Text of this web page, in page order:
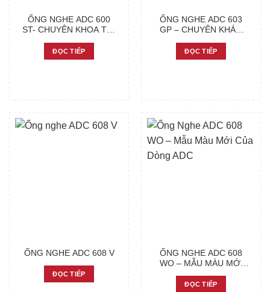
ỐNG NGHE ADC 600
ST- CHUYÊN KHOA TIM
ĐỌC TIẾP
ỐNG NGHE ADC 603
GP – CHUYÊN KHÁM
ĐỌC TIẾP
ỐNG NGHE ADC 608 V
ĐỌC TIẾP
ỐNG NGHE ADC 608
WO – MẪU MÀU MỚI
ĐỌC TIẾP